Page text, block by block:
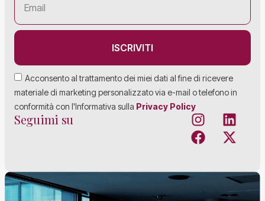
Acconsento al trattamento dei miei dati al fine di ricevere
materiale di marketing personalizzato via e-mail o telefono in
conformità con l'Informativa sulla Privacy Policy
ISCRIVITI
Seguimi su